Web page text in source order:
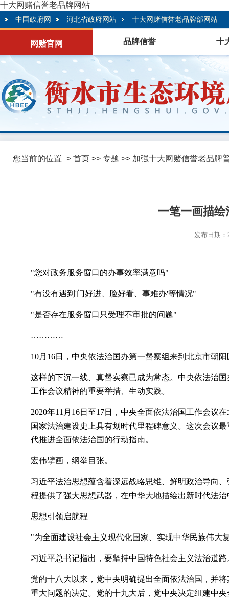
十大网赌信誉老品牌网站
中国政府网 河北省政府网站 十大网赌信誉老品牌部网站
网赌官网 品牌信誉 十
您当前的位置 > 首页 >> 专题 >> 加强十大网赌信誉老品牌
一笔一画描
发布日期：
"您对政务服务窗口的办事效率满意吗"
"有没有遇到'门好进、脸好看、事难办'等情况"
"是否存在服务窗口只受理不审批的问题"
…………
10月16日，中央依法治国办第一督察组来到北京市朝
这样的下沉一线、真督实察已成为常态。中央依法治
工作会议精神的重要举措、生动实践。
2020年11月16日至17日，中央全面依法治国工作会议
国家法治建设史上具有划时代里程碑意义。这次会议
代推进全面依法治国的行动指南。
宏伟擘画，纲举目张。
习近平法治思想蕴含着深远战略思维、鲜明政治导向
程提供了强大思想武器，在中华大地描绘出新时代法
思想引领启航程
"为全面建设社会主义现代化国家、实现中华民族伟大
习近平总书记指出，要坚持中国特色社会主义法治道
党的十八大以来，党中央明确提出全面依法治国，并将
重大问题的决定。党的十九大后，党中央决定组建中